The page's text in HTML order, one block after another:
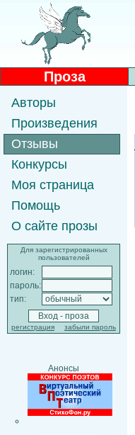
Проза
Авторы
Произведения
Отзывы
Конкурсы
Моя страница
Помощь
О сайте прозы
Для зарегистрированных
пользователей
логин:
пароль:
тип:
регистрация забыли пароль
Анонсы